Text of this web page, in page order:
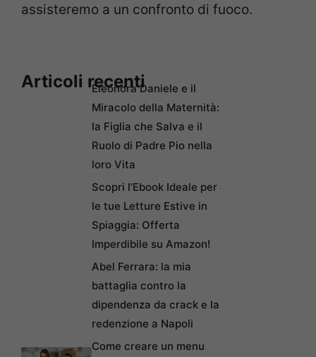
assisteremo a un confronto di fuoco.
Articoli recentiEleonora Daniele e il
Miracolo della Maternità:
la Figlia che Salva e il
Ruolo di Padre Pio nella
loro Vita
Scopri l’Ebook Ideale per
le tue Letture Estive in
Spiaggia: Offerta
Imperdibile su Amazon!
Abel Ferrara: la mia
battaglia contro la
dipendenza da crack e la
redenzione a Napoli
Come creare un menu